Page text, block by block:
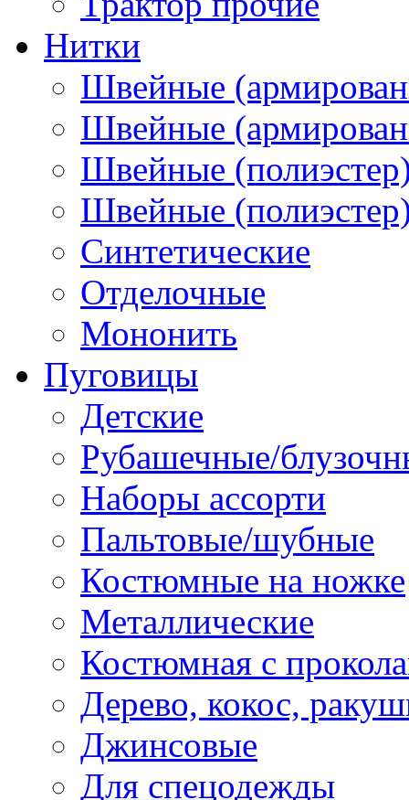
Нитки
Швейные
Швейные
Швейные
Швейные
Синтетические
Отделочные
Мононить
Пуговицы
Детские
Рубашечные/
Наборы ассорти
Пальтовые/шубные
Костюмные на ножке
Металлические
Костюмная с
Дерево, кокос,
Джинсовые
Для спецодежды